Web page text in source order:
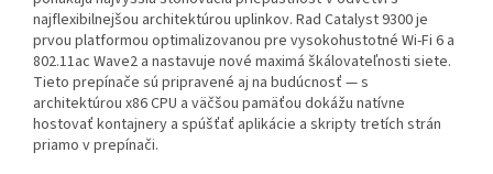
najflexibilnejšou architektúrou uplinkov. Rad Catalyst 9300 je
prvou platformou optimalizovanou pre vysokohustotné Wi-Fi 6 a
802.11ac Wave2 a nastavuje nové maximá škálovateľnosti siete.
Tieto prepínače sú pripravené aj na budúcnosť — s
architektúrou x86 CPU a väčšou pamäťou dokážu natívne
hostovať kontajnery a spúšťať aplikácie a skripty tretích strán
priamo v prepínači.